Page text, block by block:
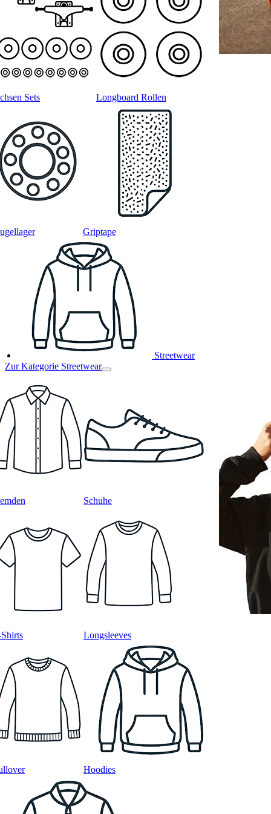
Sets Longboard Rollen
Griptape
Streetwear
Zur Kategorie Streetwear
Schuhe
Longsleeves
Hoodies